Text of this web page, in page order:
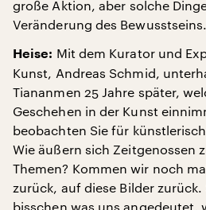
große Aktion, aber solche
Veränderung des Bewusstseins.
Heise: Mit dem Kurator und
Kunst, Andreas Schmid,
Tiananmen 25 Jahre später,
Geschehen in der Kunst
beobachten Sie für
Wie äußern sich Zeitgenossen
Themen? Kommen wir noch
zurück, auf diese Bilder
bisschen was uns angedeutet,